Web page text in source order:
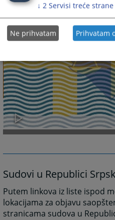
Sudovi u Republici
Putem linkova iz liste ispod
lokacijama za objavu
stranicama sudova u
↓ 2 Servisi treće strane
Ne prihvatam Prihvatam